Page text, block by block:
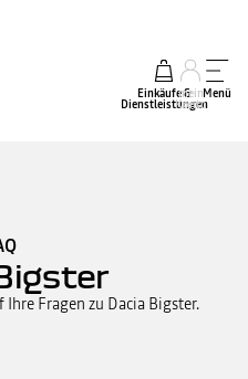
Einkäufe &
Dienstleistungen
mein
Konto
Menü
Fragen zu Dacia Bigster.